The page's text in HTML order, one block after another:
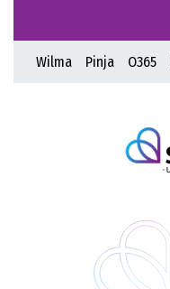
Wilma Pinja O365